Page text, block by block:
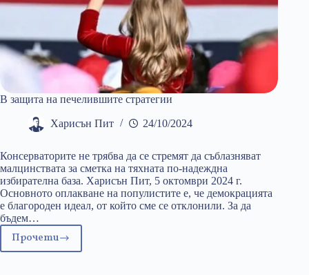
В защита на печелившите стратегии
Харисън Пит 24/10/2024
Консерваторите не трябва да се стремят да съблазняват
малцинствата за сметка на тяхната по-надеждна
избирателна база. Харисън Пит, 5 октомври 2024 г.
Основното оплакване на популистите е, че демокрацията
е благороден идеал, от който сме се отклонили. За да
бъдем…
Прочети
В